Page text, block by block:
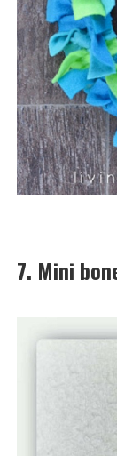
7. Mini